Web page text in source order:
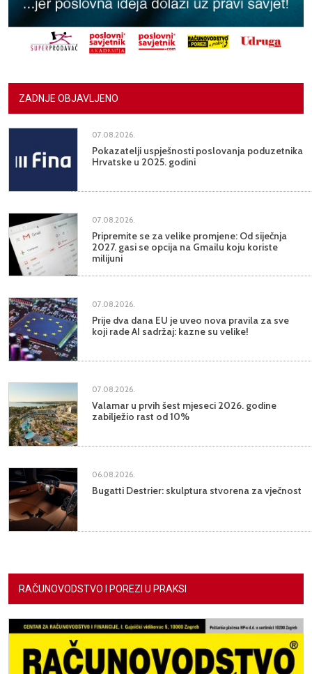
ZADNJE OBJAVLJENO
07.08.2026.
Pokazatelji uspješnosti poslovanja poduzetnika
Hrvatske u 2025. godini
07.08.2026.
Pripremite se za velike promjene: Od siječnja
2027. gasi se opcija na Gmailu koju koriste
milijuni
07.08.2026.
Prije dva dana EU je uveo nova pravila za sve
koji rade AI sadržaj: kazne su velike!
07.08.2026.
Valamar u prvih šest mjeseci 2026. godine
zabilježio rast od 10%
06.08.2026.
Bugatti Destrier: skulptura stvorena za vječnost
RAČUNOVODSTVO I POREZI U PRAKSI